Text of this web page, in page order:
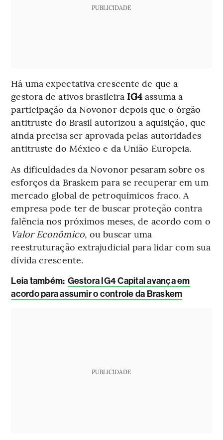
PUBLICIDADE
Há uma expectativa crescente de que a
gestora de ativos brasileira IG4assuma a
participação da Novonor depois que o órgão
antitruste do Brasil autorizou a aquisição, que
ainda precisa ser aprovada pelas autoridades
antitruste do México e da União Europeia.
As dificuldades da Novonor pesaram sobre os
esforços da Braskem para se recuperar em um
mercado global de petroquímicos fraco. A
empresa pode ter de buscar proteção contra
falência nos próximos meses, de acordo com o
Valor Econômico, ou buscar uma
reestruturação extrajudicial para lidar com sua
dívida crescente.
Leia também: Gestora IG4 Capital avança em
acordo para assumir o controle da Braskem
PUBLICIDADE